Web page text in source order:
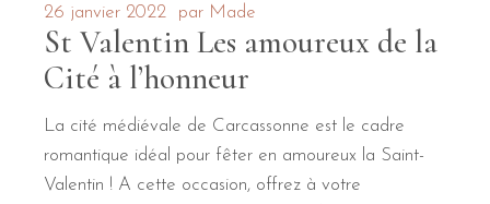
26 janvier 2022 par Made
St Valentin Les amoureux de la
Cité à l’honneur
La cité médiévale de Carcassonne est le cadre
romantique idéal pour fêter en amoureux la Saint-
Valentin ! A cette occasion, offrez à votre